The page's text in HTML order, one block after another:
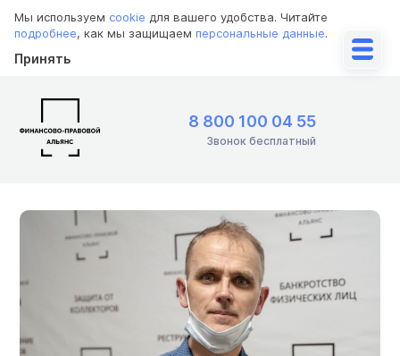
Мы используем cookie для вашего удобства. Читайте
подробнее, как мы защищаем персональные данные.
Принять
8 800 100 04 55
Звонок бесплатный